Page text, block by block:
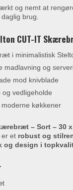
og nemt at
brug.
CUT-IT
i minimalistisk
madlavning og
mod knivblade
vedligeholde
køkkener
– Sort – 30 x
er et robust og
og design i